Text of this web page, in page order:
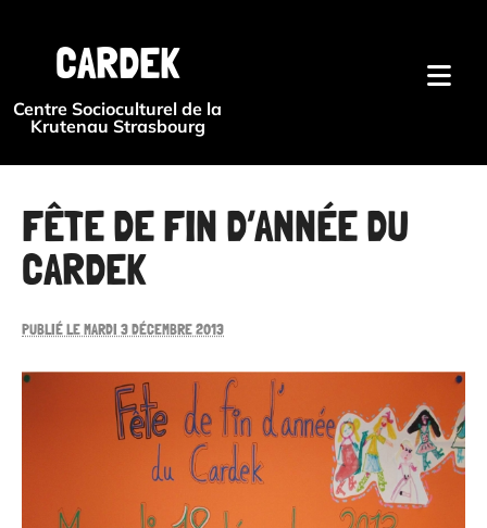
CARDEK
Centre Socioculturel de la
Krutenau Strasbourg
FÊTE DE FIN D’ANNÉE DU
CARDEK
PUBLIÉ LE MARDI 3 DÉCEMBRE 2013